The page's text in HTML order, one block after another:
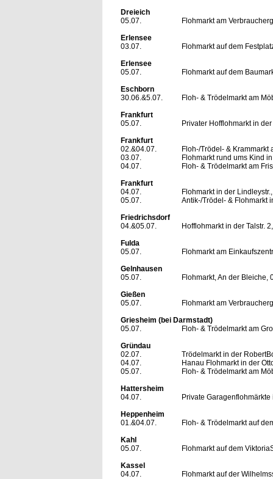
Dreieich
05.07.
Flohmarkt am
Erlensee
03.07.
Flohmarkt auf dem
Erlensee
05.07.
Flohmarkt auf dem
Eschborn
30.06.&5.07.
Floh- & Trödelmarkt am
Frankfurt
05.07.
Privater Hofflohmarkt in
Frankfurt
02.&04.07.
Floh-/Trödel- &
03.07.
Flohmarkt rund ums Kind
04.07.
Floh- & Trödelmarkt am
Frankfurt
04.07.
Flohmarkt in der
05.07.
Antik-/Trödel- & Flohmarkt
Friedrichsdorf
04.&05.07.
Hofflohmarkt in der Talstr.
Fulda
05.07.
Flohmarkt am
Gelnhausen
05.07.
Flohmarkt, An der Bleiche,
Gießen
05.07.
Flohmarkt am
Griesheim (bei Darmstadt)
05.07.
Floh- & Trödelmarkt am
Gründau
02.07.
Trödelmarkt in der
04.07.
Hanau Flohmarkt in der
05.07.
Floh- & Trödelmarkt am
Hattersheim
04.07.
Private
Heppenheim
01.&04.07.
Floh- & Trödelmarkt auf
Kahl
05.07.
Flohmarkt auf dem
Kassel
04.07.
Flohmarkt auf der